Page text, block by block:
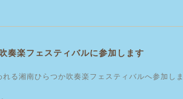
奏楽フェスティバルに参加します
る湘南ひらつか吹奏楽フェスティバルへ参加し